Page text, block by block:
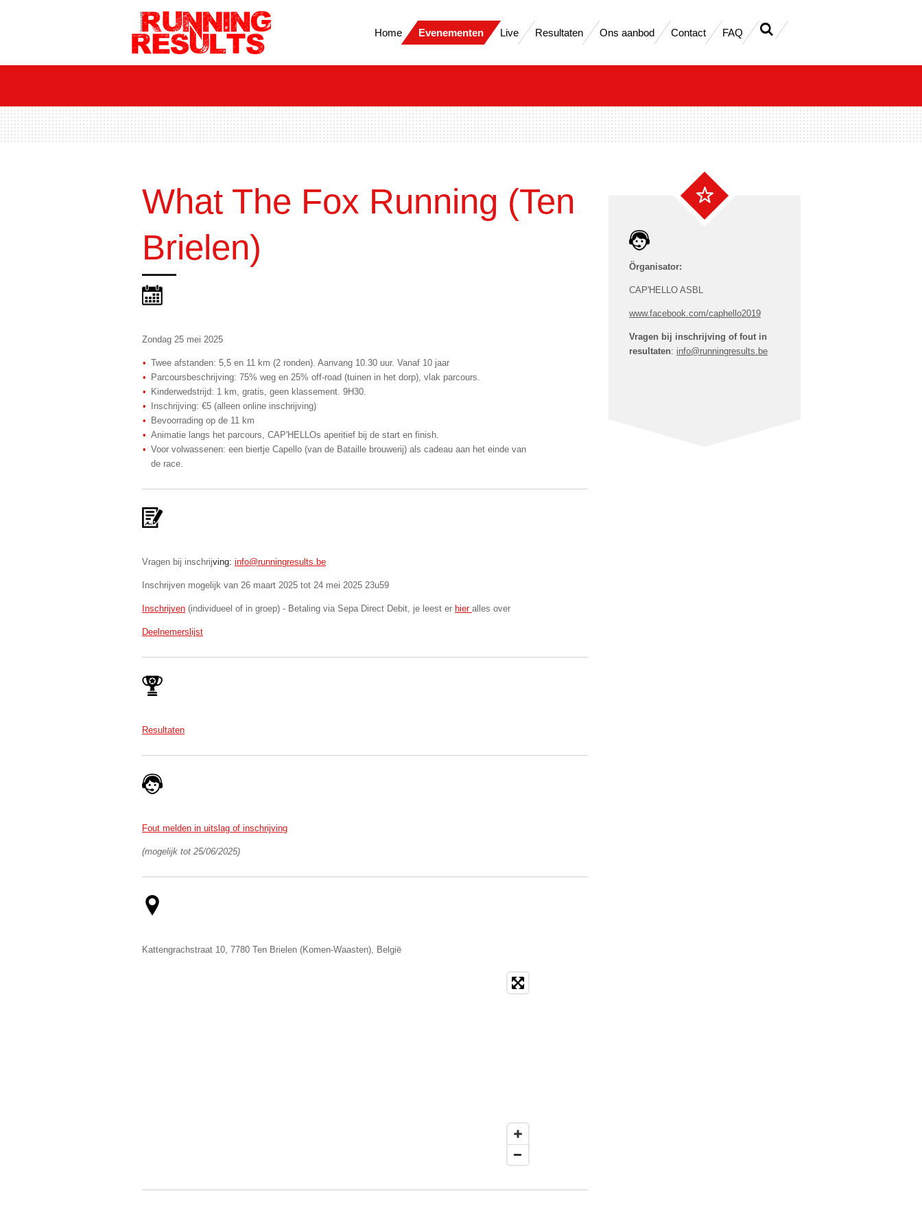
Home Evenementen Live Resultaten Ons aanbod Contact FAQ
What The Fox Running (Ten
Brielen)
Zondag 25 mei 2025
Twee afstanden: 5,5 en 11 km (2 ronden). Aanvang 10.30 uur. Vanaf 10 jaar
Parcoursbeschrijving: 75% weg en 25% off-road (tuinen in het dorp), vlak parcours.
Kinderwedstrijd: 1 km, gratis, geen klassement. 9H30.
Inschrijving: €5 (alleen online inschrijving)
Bevoorrading op de 11 km
Animatie langs het parcours, CAP'HELLOs aperitief bij de start en finish.
Voor volwassenen: een biertje Capello (van de Bataille brouwerij) als cadeau aan het einde van
de race.
Vragen bij inschrijving: info@runningresults.be
Inschrijven mogelijk van 26 maart 2025 tot 24 mei 2025 23u59
Inschrijven (individueel of in groep) - Betaling via Sepa Direct Debit, je leest er hier alles over
Deelnemerslijst
Resultaten
Fout melden in uitslag of inschrijving
(mogelijk tot 25/06/2025)
Kattengrachstraat 10, 7780 Ten Brielen (Komen-Waasten), België
Örganisator:
CAP'HELLO ASBL
www.facebook.com/caphello2019
Vragen bij inschrijving of fout in
resultaten: info@runningresults.be